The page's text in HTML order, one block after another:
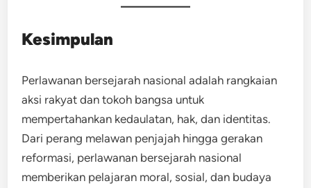
Kesimpulan
Perlawanan bersejarah nasional adalah rangkaian
aksi rakyat dan tokoh bangsa untuk
mempertahankan kedaulatan, hak, dan identitas.
Dari perang melawan penjajah hingga gerakan
reformasi, perlawanan bersejarah nasional
memberikan pelajaran moral, sosial, dan budaya